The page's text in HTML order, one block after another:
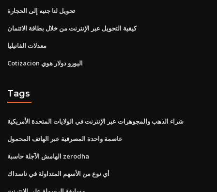
تحويل لنا جنيه إلى الحجارة
كيفية التحويل عبر الإنترنت من خلال بطاقة الائتمان
معدلات الفانيليا
Cotizacion اليورو دولار هوي
Tags
شراء الذهب والمجوهرات عبر الإنترنت في الولايات المتحدة الأمريكية
عاصمة واحدة المصرفية عبر الهاتف المحمول
الهامش الآجلة حاسبة zerodha
أي نوع من الأسهم المتداولة في ناسداك